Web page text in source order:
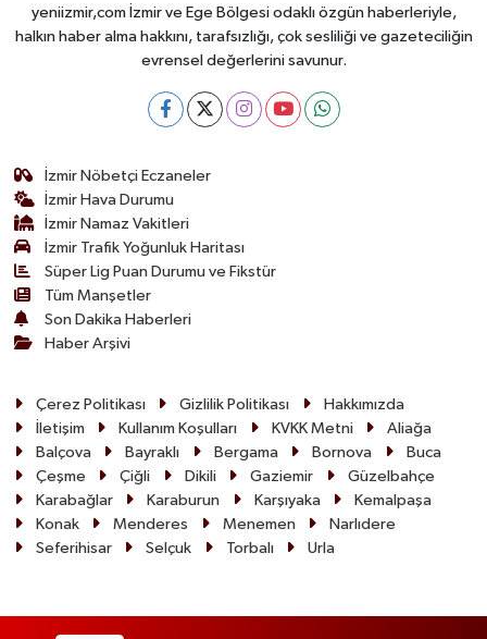
yeniizmir,com İzmir ve Ege Bölgesi odaklı özgün haberleriyle,
halkın haber alma hakkını, tarafsızlığı, çok sesliliği ve gazeteciliğin
evrensel değerlerini savunur.
İzmir Nöbetçi Eczaneler
İzmir Hava Durumu
İzmir Namaz Vakitleri
İzmir Trafik Yoğunluk Haritası
Süper Lig Puan Durumu ve Fikstür
Tüm Manşetler
Son Dakika Haberleri
Haber Arşivi
Çerez Politikası Gizlilik Politikası
Hakkımızda
İletişim
Kullanım Koşulları KVKK Metni
Aliağa
Balçova
Bayraklı Bergama Bornova
Buca
Çeşme
Çiğli Dikili Gaziemir
Güzelbahçe
Karabağlar
Karaburun Karşıyaka
Kemalpaşa
Konak
Menderes Menemen
Narlıdere
Seferihisar
Selçuk Torbalı Urla